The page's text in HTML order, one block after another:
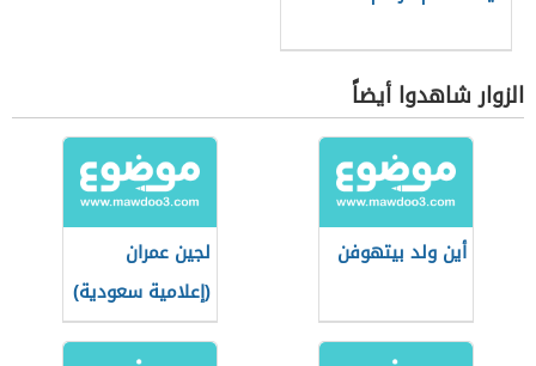
الزوار شاهدوا أيضاً
أين ولد بيتهوفن
لجين عمران
(إعلامية سعودية)